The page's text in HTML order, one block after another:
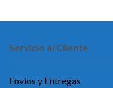
Servicio al Cliente
Envíos y Entregas